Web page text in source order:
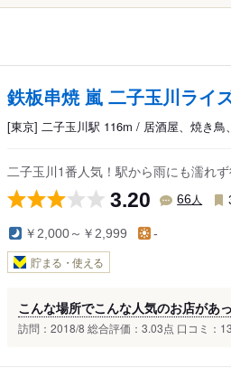
鉄板串焼 嵐 二子玉川ライ
[東京] 二子玉川駅 116m / 居酒屋、焼き鳥
二子玉川1番人気！駅から雨にも濡れ
3.20 66人
￥2,000～￥2,999 -
貯まる・使える
こんな場所でこんな人気のお店があ
訪問：2018/8 総合評価：3.03点 口コミ：